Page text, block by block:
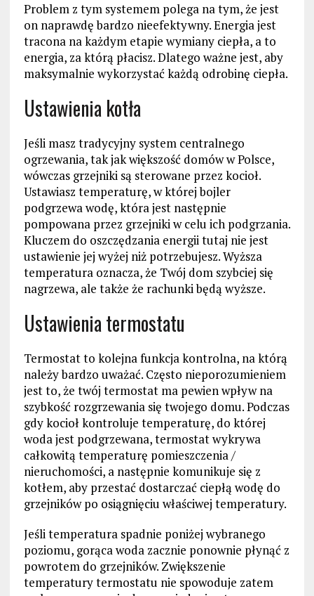
Problem z tym systemem polega na tym, że jest
on naprawdę bardzo nieefektywny. Energia jest
tracona na każdym etapie wymiany ciepła, a to
energia, za którą płacisz. Dlatego ważne jest, aby
maksymalnie wykorzystać każdą odrobinę ciepła.
Ustawienia kotła
Jeśli masz tradycyjny system centralnego
ogrzewania, tak jak większość domów w Polsce,
wówczas grzejniki są sterowane przez kocioł.
Ustawiasz temperaturę, w której bojler
podgrzewa wodę, która jest następnie
pompowana przez grzejniki w celu ich podgrzania.
Kluczem do oszczędzania energii tutaj nie jest
ustawienie jej wyżej niż potrzebujesz. Wyższa
temperatura oznacza, że ​​Twój dom szybciej się
nagrzewa, ale także że rachunki będą wyższe.
Ustawienia termostatu
Termostat to kolejna funkcja kontrolna, na którą
należy bardzo uważać. Często nieporozumieniem
jest to, że twój termostat ma pewien wpływ na
szybkość rozgrzewania się twojego domu. Podczas
gdy kocioł kontroluje temperaturę, do której
woda jest podgrzewana, termostat wykrywa
całkowitą temperaturę pomieszczenia /
nieruchomości, a następnie komunikuje się z
kotłem, aby przestać dostarczać ciepłą wodę do
grzejników po osiągnięciu właściwej temperatury.
Jeśli temperatura spadnie poniżej wybranego
poziomu, gorąca woda zacznie ponownie płynąć z
powrotem do grzejników. Zwiększenie
temperatury termostatu nie spowoduje zatem